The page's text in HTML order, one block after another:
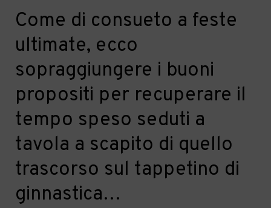
Come di consueto a feste
ultimate, ecco
sopraggiungere i buoni
propositi per recuperare il
tempo speso seduti a
tavola a scapito di quello
trascorso sul tappetino di
ginnastica…